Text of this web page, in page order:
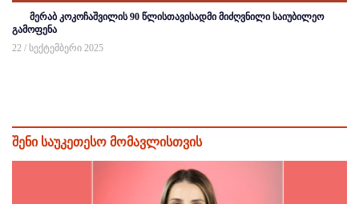
მერაბ კოკოჩაშვილის 90 წლისთავისადმი მიძღვნილი საიუბილეო
გამოფენა
22 / სექტემბერი 2025
შენი საუკეთესო მომავლისთვის